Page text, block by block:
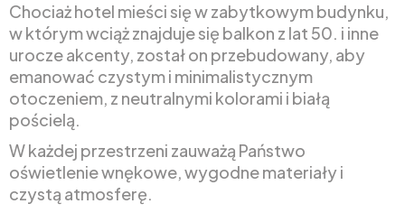
Chociaż hotel mieści się w zabytkowym budynku,
w którym wciąż znajduje się balkon z lat 50. i inne
urocze akcenty, został on przebudowany, aby
emanować czystym i minimalistycznym
otoczeniem, z neutralnymi kolorami i białą
pościelą.
W każdej przestrzeni zauważą Państwo
oświetlenie wnękowe, wygodne materiały i
czystą atmosferę.